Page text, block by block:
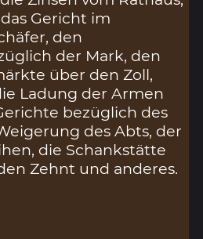
Gericht im
den
der Mark, den
über den Zoll,
Ladung der Armen
bezüglich des
des Abts, der
die Schankstätte
Zehnt und anderes.